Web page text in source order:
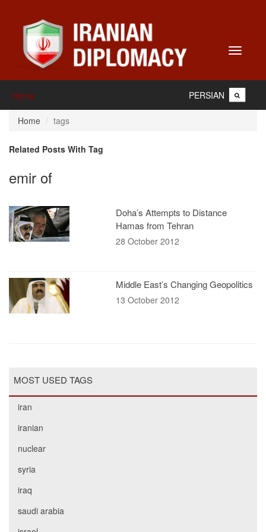
Toggle
Home PERSIAN
Home tags
Related Posts With Tag
emir of
Doha’s Attempts to Distance
Hamas from Tehran
28 October 2012
Middle East’s Changing Geopolitics
13 October 2012
MOST USED TAGS
iran
iranian
nuclear
syria
iraq
saudi arabia